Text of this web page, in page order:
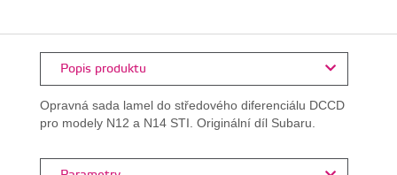
Popis produktu
Opravná sada lamel do středového diferenciálu DCCD
pro modely N12 a N14 STI. Originální díl Subaru.